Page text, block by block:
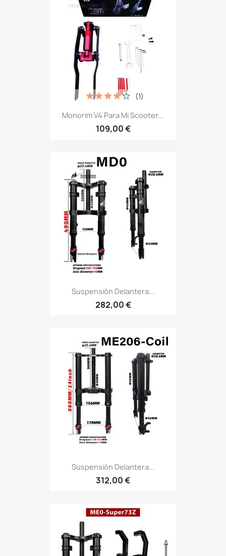
Monorim V4 Para Mi Scooter...
109,00 €
(1)
Suspensión Delantera...
282,00 €
Suspensión Delantera...
312,00 €